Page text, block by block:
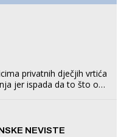
privatnih dječjih vrtića
jer ispada da to što oni
NEVISTE